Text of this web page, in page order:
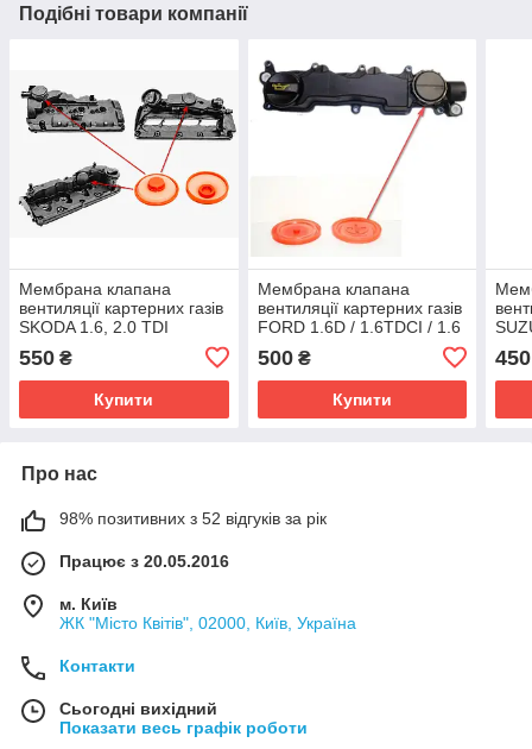
Подібні товари компанії
Мембрана клапана
вентиляції картерних газів
SKODA 1.6, 2.0 TDI
550 ₴
Купити
Мембрана клапана
вентиляції картерних газів
FORD 1.6D / 1.6TDCI / 1.6
500₴
Купити
450
Про нас
98% позитивних з 52 відгуків за рік
Працює з 20.05.2016
м. Київ
ЖК "Місто Квітів", 02000, Київ, Україна
Контакти
Сьогодні вихідний
Показати весь графік роботи